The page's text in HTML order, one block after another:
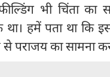
भी चिंता का
था। हमें पता था कि
पराजय का सामना